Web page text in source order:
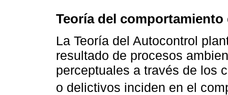
Teoría del
La Teoría del Autocontrol
resultado de procesos
perceptuales a través de los
o delictivos inciden en el